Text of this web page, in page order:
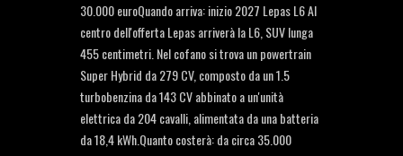
30.000 euroQuando arriva: inizio 2027 Lepas L6 Al
centro dell'offerta Lepas arriverà la L6, SUV lunga
455 centimetri. Nel cofano si trova un powertrain
Super Hybrid da 279 CV, composto da un 1.5
turbobenzina da 143 CV abbinato a un'unità
elettrica da 204 cavalli, alimentata da una batteria
da 18,4 kWh.Quanto costerà: da circa 35.000